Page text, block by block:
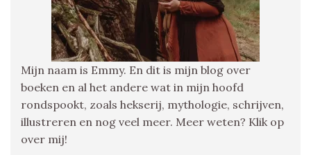
Mijn naam is Emmy. En dit is mijn blog over
boeken en al het andere wat in mijn hoofd
rondspookt, zoals hekserij, mythologie, schrijven,
illustreren en nog veel meer. Meer weten? Klik op
over mij!